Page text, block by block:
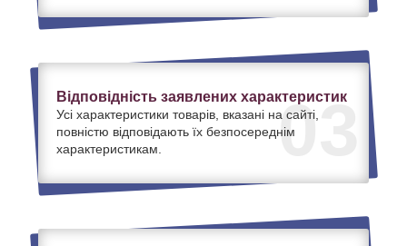
03
Відповідність заявлених характеристик
Усі характеристики товарів, вказані на сайті,
повністю відповідають їх безпосереднім
характеристикам.